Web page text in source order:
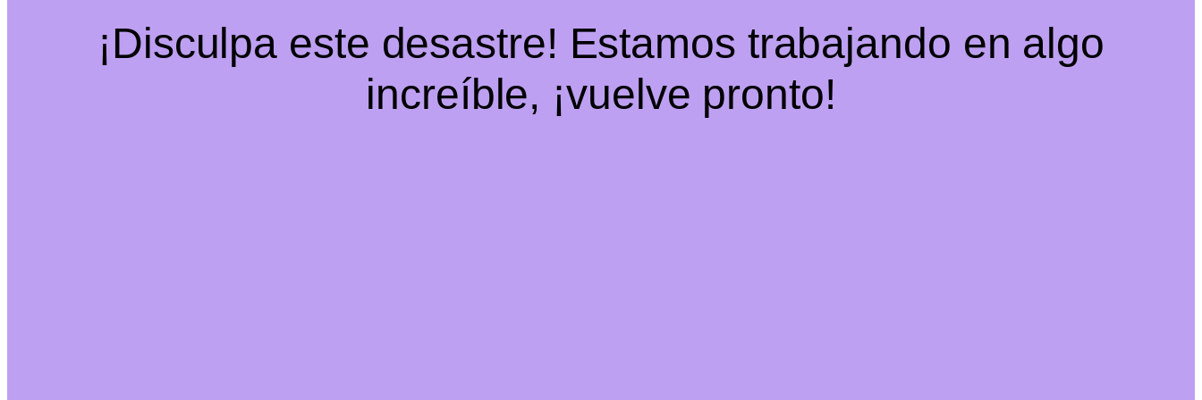
¡Disculpa este desastre! Estamos trabajando en algo
increíble, ¡vuelve pronto!